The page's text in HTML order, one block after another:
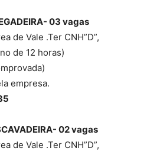
03 vagas
de Vale .Ter CNH”D”,
de 12 horas)
empresa.
02 vagas
de Vale .Ter CNH”D”,